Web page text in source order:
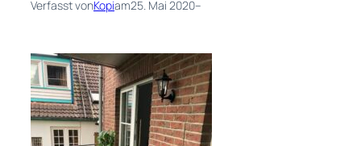
Verfasst vonKopiam25. Mai 2020–